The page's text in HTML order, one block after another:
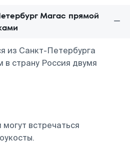
Магас прямой
из Санкт-Петербурга
в страну Россия двумя
встречаться